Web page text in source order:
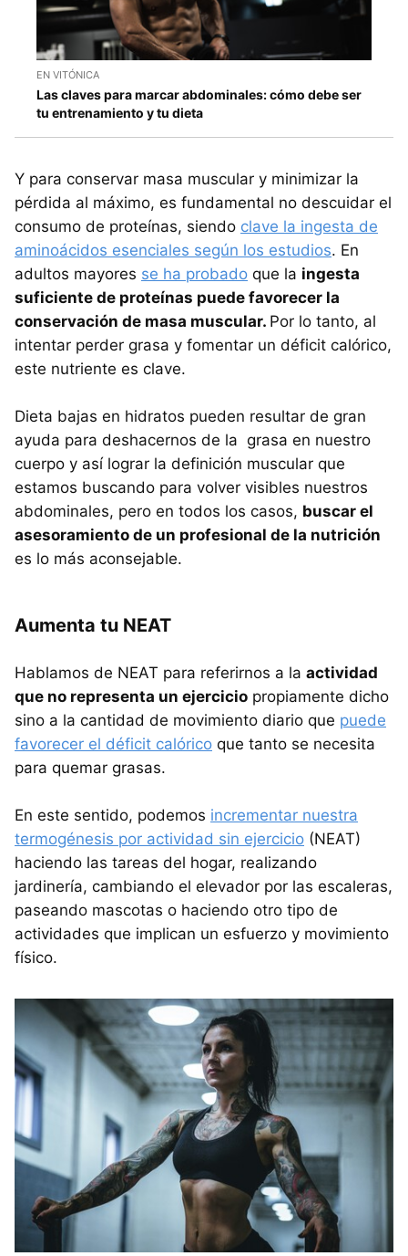
EN VITÓNICA
Las claves para marcar abdominales: cómo debe ser
tu entrenamiento y tu dieta
Y para conservar masa muscular y minimizar la
pérdida al máximo, es fundamental no descuidar el
consumo de proteínas, siendo clave la ingesta de
aminoácidos esenciales según los estudios. En
adultos mayores se ha probado que la ingesta
suficiente de proteínas puede favorecer la
conservación de masa muscular. Por lo tanto, al
intentar perder grasa y fomentar un déficit calórico,
este nutriente es clave.
Dieta bajas en hidratos pueden resultar de gran
ayuda para deshacernos de la grasa en nuestro
cuerpo y así lograr la definición muscular que
estamos buscando para volver visibles nuestros
abdominales, pero en todos los casos, buscar el
asesoramiento de un profesional de la nutrición
es lo más aconsejable.
Aumenta tu NEAT
Hablamos de NEAT para referirnos a la actividad
que no representa un ejercicio propiamente dicho
sino a la cantidad de movimiento diario que puede
favorecer el déficit calórico que tanto se necesita
para quemar grasas.
En este sentido, podemos incrementar nuestra
termogénesis por actividad sin ejercicio (NEAT)
haciendo las tareas del hogar, realizando
jardinería, cambiando el elevador por las escaleras,
paseando mascotas o haciendo otro tipo de
actividades que implican un esfuerzo y movimiento
físico.